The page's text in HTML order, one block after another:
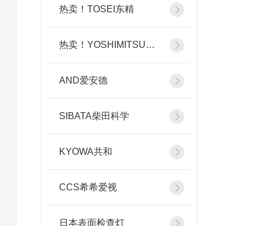
热卖！TOSEI东精
热卖！YOSHIMITSU小平
AND爱安德
SIBATA柴田科学
KYOWA共和
CCS希希爱视
日本表面检查灯